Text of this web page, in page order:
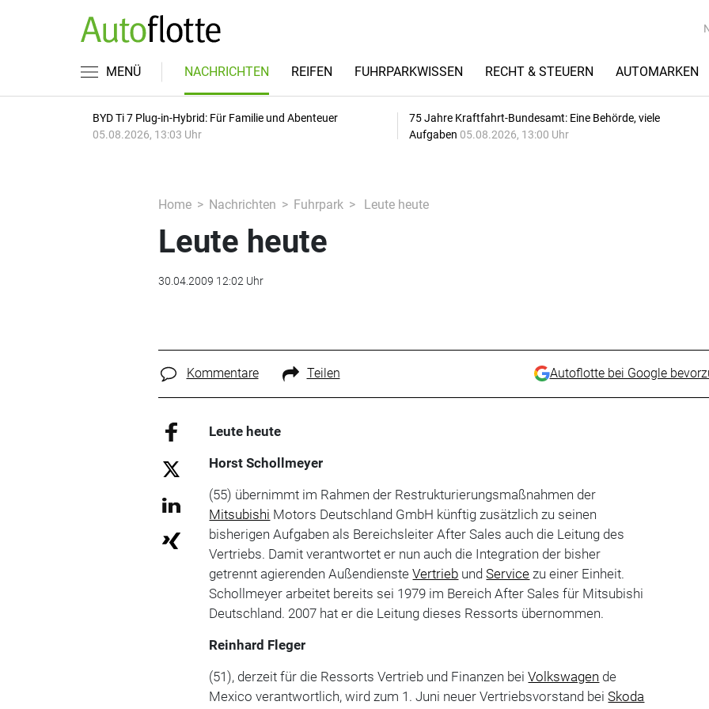
MENÜ NACHRICHTEN REIFEN FUHRPARKWISSEN RECHT & STEUERN AUTOMARKEN
BYD Ti 7 Plug-in-Hybrid: Für Familie und Abenteuer
05.08.2026, 13:03 Uhr
75 Jahre Kraftfahrt-Bundesamt: Eine Behörde, viele
Aufgaben 05.08.2026, 13:00 Uhr
Home Nachrichten Fuhrpark Leute heute
Leute heute
30.04.2009 12:02 Uhr
Kommentare Teilen Autoflotte bei Google
Leute heute
Horst Schollmeyer
(55) übernimmt im Rahmen der Restrukturierungsmaßnahmen der
Mitsubishi Motors Deutschland GmbH künftig zusätzlich zu seinen
bisherigen Aufgaben als Bereichsleiter After Sales auch die Leitung des
Vertriebs. Damit verantwortet er nun auch die Integration der bisher
getrennt agierenden AußendiensteVertrieb undService zu einer Einheit.
Schollmeyer arbeitet bereits sei 1979 im Bereich After Sales für Mitsubishi
Deutschland. 2007 hat er die Leitung dieses Ressorts übernommen.
Reinhard Fleger
(51), derzeit für die Ressorts Vertrieb und Finanzen beiVolkswagen de
Mexico verantwortlich, wird zum 1. Juni neuer Vertriebsvorstand beiSkoda